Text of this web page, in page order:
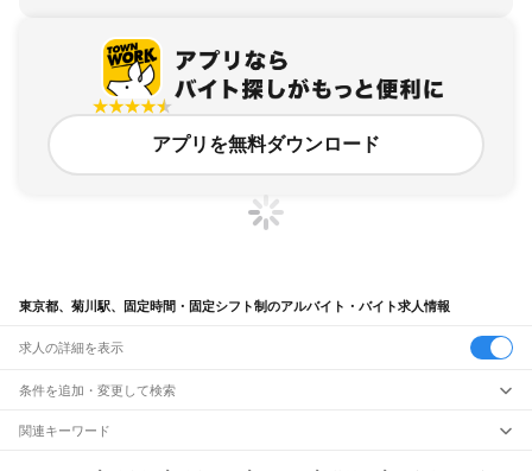
アプリを無料ダウンロード
東京都、菊川駅、固定時間・固定シフト制のアルバイト・バイト求人情報
求人の詳細を表示
条件を追加・変更して検索
市区町村を追加・変更
関連キーワード